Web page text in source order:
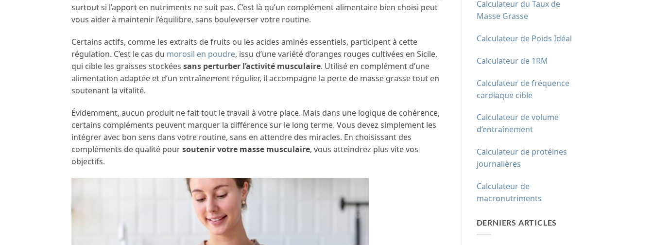
surtout si l’apport en nutriments ne suit pas. C’est là qu’un complément alimentaire bien choisi peut
vous aider à maintenir l’équilibre, sans bouleverser votre routine.
Certains actifs, comme les extraits de fruits ou les acides aminés essentiels, participent à cette
régulation. C’est le cas du morosil en poudre, issu d’une variété d’oranges rouges cultivées en Sicile,
qui cible les graisses stockées sans perturber l’activité musculaire. Utilisé en complément d’une
alimentation adaptée et d’un entraînement régulier, il accompagne la perte de masse grasse tout en
soutenant la vitalité.
Évidemment, aucun produit ne fait tout le travail à votre place. Mais dans une logique de cohérence,
certains compléments peuvent marquer la différence sur le long terme. Vous devez simplement les
intégrer avec bon sens dans votre routine, sans en attendre des miracles. En choisissant des
compléments de qualité poursoutenir votre masse musculaire, vous atteindrez plus vite vos
objectifs.
Calculateur du Taux de
Masse Grasse
Calculateur de Poids Idéal
Calculateur de 1RM
Calculateur de fréquence
cardiaque cible
Calculateur de volume
d’entraînement
Calculateur de protéines
journalières
Calculateur de
macronutriments
DERNIERS ARTICLES